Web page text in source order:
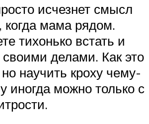
исчезнет смысл
когда мама рядом.
тихонько встать и
делами. Как это
научить кроху чему-
иногда можно только с